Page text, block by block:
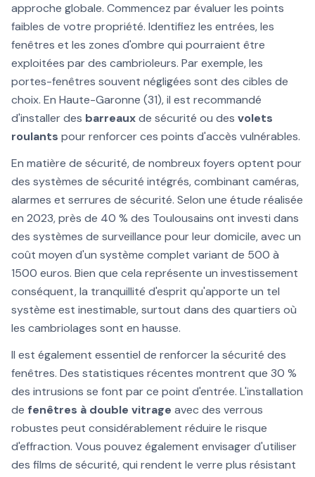
approche globale. Commencez par évaluer les points
faibles de votre propriété. Identifiez les entrées, les
fenêtres et les zones d'ombre qui pourraient être
exploitées par des cambrioleurs. Par exemple, les
portes-fenêtres souvent négligées sont des cibles de
choix. En Haute-Garonne (31), il est recommandé
d'installer des barreauxde sécurité ou des volets
roulants pour renforcer ces points d'accès vulnérables.
En matière de sécurité, de nombreux foyers optent pour
des systèmes de sécurité intégrés, combinant caméras,
alarmes et serrures de sécurité. Selon une étude réalisée
en 2023, près de 40 % des Toulousains ont investi dans
des systèmes de surveillance pour leur domicile, avec un
coût moyen d'un système complet variant de 500 à
1500 euros. Bien que cela représente un investissement
conséquent, la tranquillité d'esprit qu'apporte un tel
système est inestimable, surtout dans des quartiers où
les cambriolages sont en hausse.
Il est également essentiel de renforcer la sécurité des
fenêtres. Des statistiques récentes montrent que 30 %
des intrusions se font par ce point d'entrée. L'installation
de fenêtres à double vitrage avec des verrous
robustes peut considérablement réduire le risque
d'effraction. Vous pouvez également envisager d'utiliser
des films de sécurité, qui rendent le verre plus résistant